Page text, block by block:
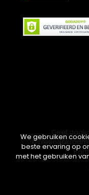
Geef
We gebruiken
beste ervaring op
met het gebruiken